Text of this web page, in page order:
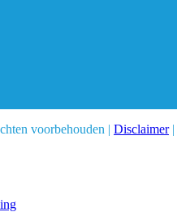
voorbehouden | Disclaimer|